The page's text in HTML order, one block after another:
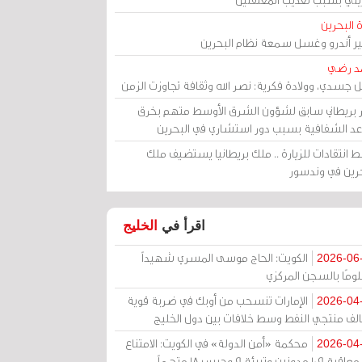
البحرين
أندرو وغسل سمعة نظام البحرين
رضي
جسدي، وولادة فكرية: نصر الله وثقافة تجاوزت الزمن
بريطاني سابق لشؤون الشرق الأوسط متهم بخرق
الشفافية بسبب دور استشاري في البحرين
انتقادات للزيارة .. ملك بريطانيا يستضيف ملك
في وندسور
اقرأ في الخليج
2026-
الكويت: الحاج موسى المسري شهيداً
بالسجن المركزي
2026-
الإمارات تنسحب من أوبك في ضربة قوية
منتجي النفط وسط خلافات بين دول الخليج
2026-
محكمة «أمن الدولة» في الكويت: الامتناع